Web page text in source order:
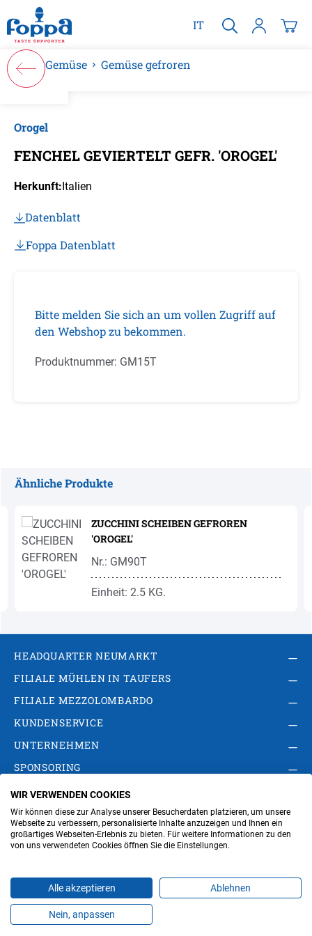
springen
IT
Produkte Favoriten Themen
Gemüse Gemüse gefroren
Orogel
FENCHEL GEVIERTELT GEFR. 'OROGEL'
Herkunft:Italien
Datenblatt
Foppa Datenblatt
Bitte melden Sie sich an um vollen Zugriff auf
den Webshop zu bekommen.
Produktnummer: GM15T
Ähnliche Produkte
ZUCCHINI SCHEIBEN GEFROREN
'OROGEL'
Nr.: GM90T
Einheit: 2.5 KG.
HEADQUARTER NEUMARKT
FILIALE MÜHLEN IN TAUFERS
FILIALE MEZZOLOMBARDO
KUNDENSERVICE
UNTERNEHMEN
SPONSORING
AGB Privacy Policy
Impressum
Cookie-Einstellungen ändern
Verwaltung
WIR VERWENDEN COOKIES
Wir können diese zur Analyse unserer Besucherdaten platzieren, um unsere
Webseite zu verbessern, personalisierte Inhalte anzuzeigen und Ihnen ein
großartiges Webseiten-Erlebnis zu bieten. Für weitere Informationen zu den
von uns verwendeten Cookies öffnen Sie die Einstellungen.
Alle akzeptieren Ablehnen
Nein, anpassen